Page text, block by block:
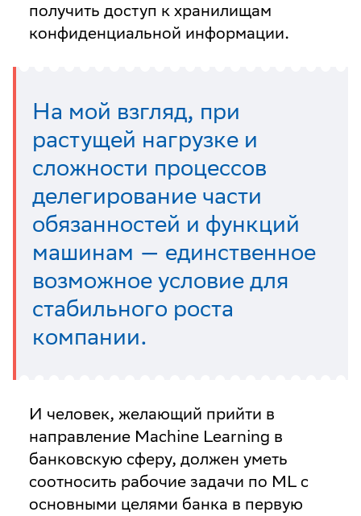
получить доступ к хранилищам
конфиденциальной информации.
На мой взгляд, при
растущей нагрузке и
сложности процессов
делегирование части
обязанностей и функций
машинам — единственное
возможное условие для
стабильного роста
компании.
И человек, желающий прийти в
направление Machine Learning в
банковскую сферу, должен уметь
соотносить рабочие задачи по ML с
основными целями банка в первую